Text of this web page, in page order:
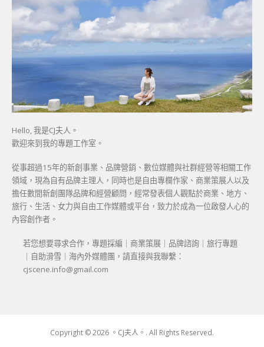
Hello, 我是CJ夫人。
歡迎來到我的專題工作室。
從事超過15年的新創事業、品牌營銷、數位媒體與社群經營等相關工作
領域，現為自有品牌主理人，同時也是自由專欄作家、商業策展人以及
擔任數間新創團隊品牌和經營顧問，經常發表個人觀點於商業、地方、
旅行、生活、女力與自由工作媒體或平台，致力於成為一位啟發人心的
內容創作者。
若您想要尋求合作，專題採編｜商業策展｜品牌諮詢｜旅行專題
｜自助滑雪｜海內外媒體團，請直接與我聯繫：
cjscene.info@gmail.com
Copyright © 2026 。CJ夫人。. All Rights Reserved.